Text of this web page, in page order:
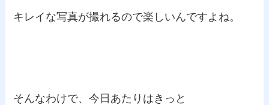
キレイな写真が撮れるので楽しいんですよね。
そんなわけで、今日あたりはきっと